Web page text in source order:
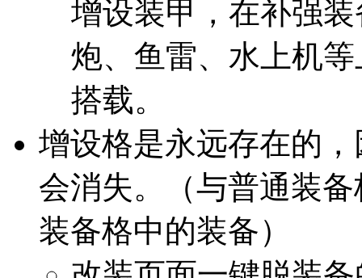
增设装甲，在补强
炮、鱼雷、水上机
搭载。
增设格是永远存在的
会消失。（与普通装
装备格中的装备）